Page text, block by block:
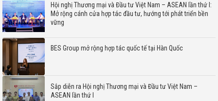
Hội nghị Thương mại và Đầu tư Việt Nam – ASEAN lần thứ I:
Mở rộng cánh cửa hợp tác đầu tư, hướng tới phát triển bền
vững
BES Group mở rộng hợp tác quốc tế tại Hàn Quốc
Sắp diễn ra Hội nghị Thương mại và Đầu tư Việt Nam –
ASEAN lần thứ I